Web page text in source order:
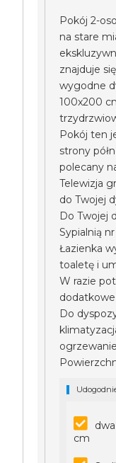
Pokój 2-
na stare
znajduje
wygodne
100x200
Pokój ten
strony
polecany
Telewizja
do Twojej
Do Twojej
Sypialnią nr
Łazienka
toaletę i
W razie
dodatkowe
Do
cm